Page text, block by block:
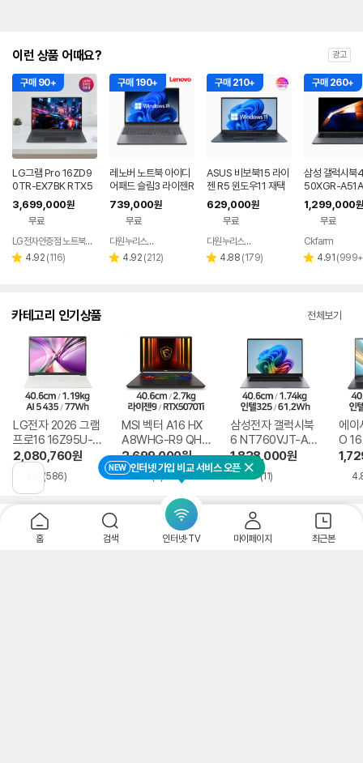
NEW 인터넷 가입 비교 서비스 오픈 닫기
홈 검색 인터넷·TV 마이페이지 최근본
이런 상품 어때요? 광고
구매 90+
LG그램 Pro 16ZD9
0TR-EX7BK RTX5
050 32GB 디자인 노
트북
3,699,000원
무료
LG전자인증점 노트북랜드
별 4.92 리
(116)
구매 190+
레노버 노트북 아이디
어패드 슬림3 라이젠R
5 8GB 256GB 윈도
우11
739,000원
무료
페이
다원누리스토어
별 4.92 리
(212)
구매 210+
ASUS 비보북15 라이
젠 R5 윈도우11 재택
근무 싼 노트북
629,000원
무료
페이
다원누리스토어
별 4.88 리
(179)
구매 260+
삼성 갤럭시
50XGR-
1 FPP(버젼UP
업무용 학생용
노트북 문스톤
1,299,000원
무료
페이
Ckfarm
별 4.91 리
(999+
카테고리 인기상품 전체보기
LG전자 2026 그램
프로16 16Z95U-G
S5WK
2,080,760원
(586)
MSI 벡터 A16 HX
A8WHG-R9 QHD
+
2,699,000원
(5)
삼성전자 갤럭시북
6 NT760VJT-A51
A
1,838,000원
5.0 (11)
에이
O
1-
파워링크 가입신청
전
페
이
지